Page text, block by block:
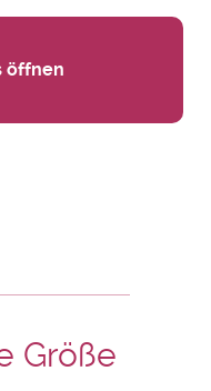
öffnen
Größe